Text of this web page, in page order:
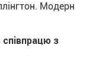
Модерн
з